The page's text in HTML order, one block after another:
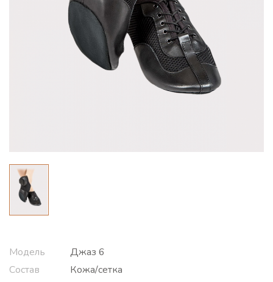
Модель
Джаз 6
Состав
Кожа/сетка